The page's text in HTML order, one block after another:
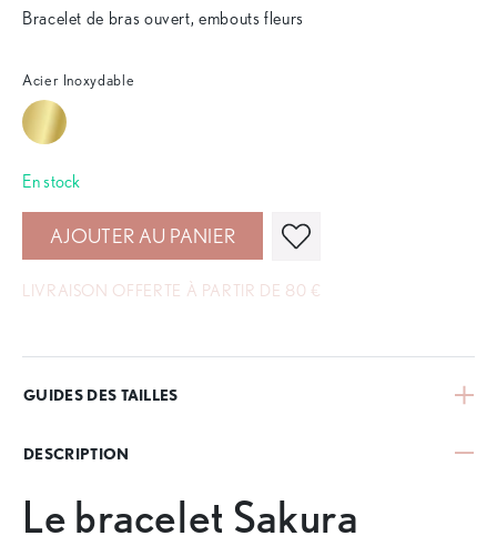
Bracelet de bras ouvert, embouts fleurs
Acier Inoxydable
En stock
AJOUTER AU PANIER
LIVRAISON OFFERTE À PARTIR DE 80 €
GUIDES DES TAILLES
DESCRIPTION
Le bracelet Sakura